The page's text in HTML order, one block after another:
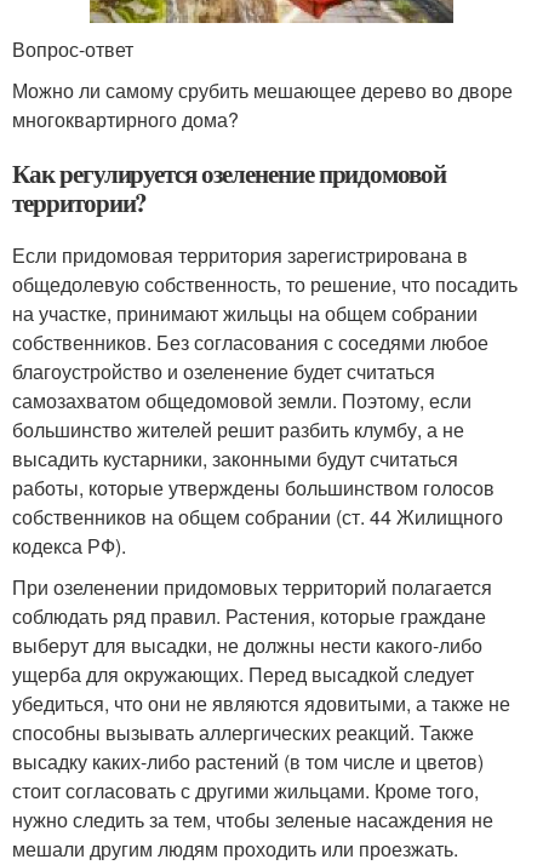
Вопрос-ответ
Можно ли самому срубить мешающее дерево во дворе
многоквартирного дома?
Как регулируется озеленение придомовой
территории?
Если придомовая территория зарегистрирована в
общедолевую собственность, то решение, что посадить
на участке, принимают жильцы на общем собрании
собственников. Без согласования с соседями любое
благоустройство и озеленение будет считаться
самозахватом общедомовой земли. Поэтому, если
большинство жителей решит разбить клумбу, а не
высадить кустарники, законными будут считаться
работы, которые утверждены большинством голосов
собственников на общем собрании (ст. 44 Жилищного
кодекса РФ).
При озеленении придомовых территорий полагается
соблюдать ряд правил. Растения, которые граждане
выберут для высадки, не должны нести какого-либо
ущерба для окружающих. Перед высадкой следует
убедиться, что они не являются ядовитыми, а также не
способны вызывать аллергических реакций. Также
высадку каких-либо растений (в том числе и цветов)
стоит согласовать с другими жильцами. Кроме того,
нужно следить за тем, чтобы зеленые насаждения не
мешали другим людям проходить или проезжать.